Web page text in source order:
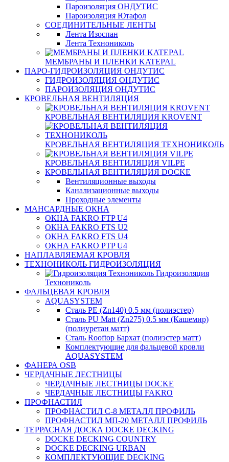
Пароизоляция ОНДУТИС
Пароизоляция Ютафол
СОЕДИНИТЕЛЬНЫЕ ЛЕНТЫ
Лента Изоспан
Лента Технониколь
МЕМБРАНЫ И ПЛЕНКИ KATEPAL
ПАРО-ГИДРОИЗОЛЯЦИЯ ОНДУТИС
ГИДРОИЗОЛЯЦИЯ ОНДУТИС
ПАРОИЗОЛЯЦИЯ ОНДУТИС
КРОВЕЛЬНАЯ ВЕНТИЛЯЦИЯ
КРОВЕЛЬНАЯ ВЕНТИЛЯЦИЯ KROVENT
КРОВЕЛЬНАЯ ВЕНТИЛЯЦИЯ ТЕХНОНИКОЛЬ
КРОВЕЛЬНАЯ ВЕНТИЛЯЦИЯ VILPE
КРОВЕЛЬНАЯ ВЕНТИЛЯЦИЯ DOCKE
Вентиляционные выходы
Канализационные выходы
Проходные элементы
МАНСАРДНЫЕ ОКНА
ОКНА FAKRO FTP U4
ОКНА FAKRO FTS U2
ОКНА FAKRO FTS U4
ОКНА FAKRO PTP U4
НАПЛАВЛЯЕМАЯ КРОВЛЯ
ТЕХНОНИКОЛЬ ГИДРОИЗОЛЯЦИЯ
Гидроизоляция
Технониколь
ФАЛЬЦЕВАЯ КРОВЛЯ
AQUASYSTEM
Сталь PE (Zn140) 0.5 мм (полиэстер)
Сталь PU Matt (Zn275) 0.5 мм (Кашемир)
(полиуретан матт)
Сталь Rooftop Бархат (полиэстер матт)
Комплектующие для фальцевой кровли
AQUASYSTEM
ФАНЕРА OSB
ЧЕРДАЧНЫЕ ЛЕСТНИЦЫ
ЧЕРДАЧНЫЕ ЛЕСТНИЦЫ DOCKE
ЧЕРДАЧНЫЕ ЛЕСТНИЦЫ FAKRO
ПРОФНАСТИЛ
ПРОФНАСТИЛ C-8 МЕТАЛЛ ПРОФИЛЬ
ПРОФНАСТИЛ МП-20 МЕТАЛЛ ПРОФИЛЬ
ТЕРРАСНАЯ ДОСКА DOCKE DECKING
DOCKE DECKING COUNTRY
DOCKE DECKING URBAN
КОМПЛЕКТУЮЩИЕ DECKING